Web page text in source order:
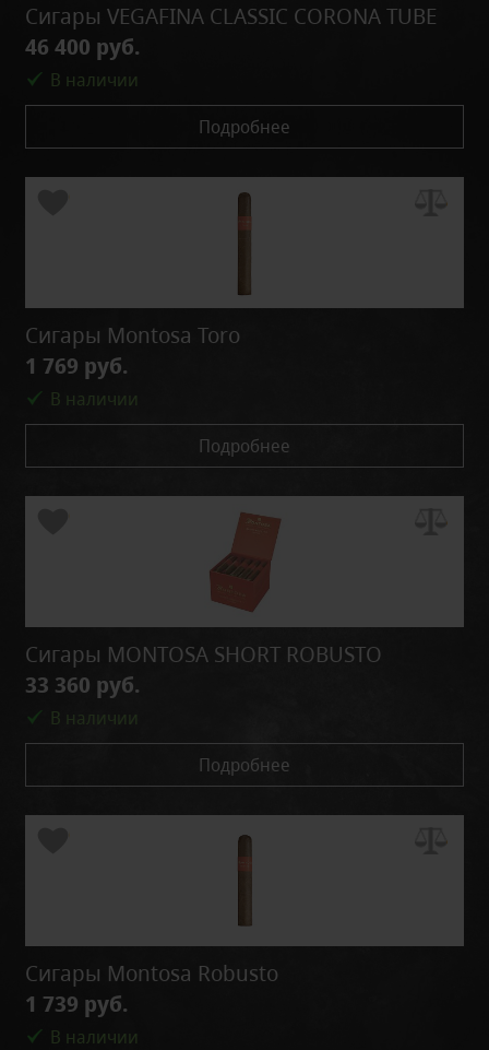
Сигары VEGAFINA CLASSIC CORONA TUBE
46 400 руб.
В наличии
Подробнее
Сигары Montosa Toro
1 769 руб.
В наличии
Подробнее
Сигары MONTOSA SHORT ROBUSTO
33 360 руб.
В наличии
Подробнее
Сигары Montosa Robusto
1 739 руб.
В наличии